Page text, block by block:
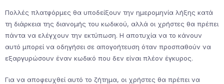
Πολλές πλατφόρμες θα υποδείξουν την ημερομηνία λήξης κατά
τη διάρκεια της διανομής του κωδικού, αλλά οι χρήστες θα πρέπει
πάντα να ελέγχουν την εκτύπωση. Η αποτυχία να το κάνουν
αυτό μπορεί να οδηγήσει σε απογοήτευση όταν προσπαθούν να
εξαργυρώσουν έναν κωδικό που δεν είναι πλέον έγκυρος.
Για να αποφευχθεί αυτό το ζήτημα, οι χρήστες θα πρέπει να